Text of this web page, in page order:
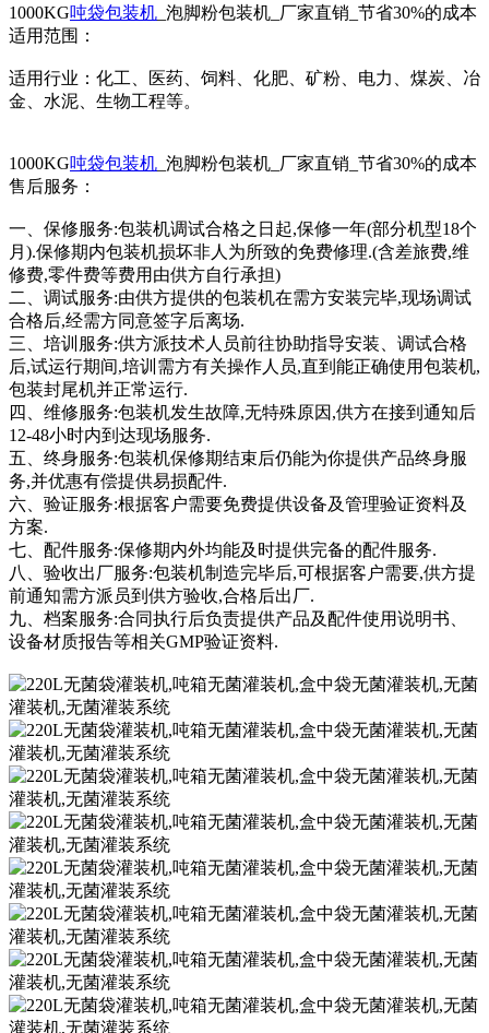
1000KG吨袋包装机 _泡脚粉包装机_厂家直销_节省30%的成本
适用范围：
适用行业：化工、医药、饲料、化肥、矿粉、电力、煤炭、冶
金、水泥、生物工程等。
1000KG吨袋包装机 _泡脚粉包装机_厂家直销_节省30%的成本
售后服务：
一、保修服务:包装机调试合格之日起,保修一年(部分机型18个
月).保修期内包装机损坏非人为所致的免费修理.(含差旅费,维
修费,零件费等费用由供方自行承担)
二、调试服务:由供方提供的包装机在需方安装完毕,现场调试
合格后,经需方同意签字后离场.
三、培训服务:供方派技术人员前往协助指导安装、调试合格
后,试运行期间,培训需方有关操作人员,直到能正确使用包装机,
包装封尾机并正常运行.
四、维修服务:包装机发生故障,无特殊原因,供方在接到通知后
12-48小时内到达现场服务.
五、终身服务:包装机保修期结束后仍能为你提供产品终身服
务,并优惠有偿提供易损配件.
六、验证服务:根据客户需要免费提供设备及管理验证资料及
方案.
七、配件服务:保修期内外均能及时提供完备的配件服务.
八、验收出厂服务:包装机制造完毕后,可根据客户需要,供方提
前通知需方派员到供方验收,合格后出厂.
九、档案服务:合同执行后负责提供产品及配件使用说明书、
设备材质报告等相关GMP验证资料.